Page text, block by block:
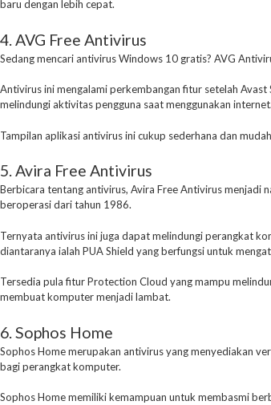
baru dengan lebih cepat.
4. AVG Free Antivirus
Sedang mencari antivirus Windows 10 gratis? AVG
Antivirus ini mengalami perkembangan fitur setelah
melindungi aktivitas pengguna saat menggunakan internet.
Tampilan aplikasi antivirus ini cukup sederhana dan
5. Avira Free Antivirus
Berbicara tentang antivirus, Avira Free Antivirus menjadi
beroperasi dari tahun 1986.
Ternyata antivirus ini juga dapat melindungi perangkat
diantaranya ialah PUA Shield yang berfungsi untuk
Tersedia pula fitur Protection Cloud yang mampu
membuat komputer menjadi lambat.
6. Sophos Home
Sophos Home merupakan antivirus yang menyediakan
bagi perangkat komputer.
Sophos Home memiliki kemampuan untuk membasmi